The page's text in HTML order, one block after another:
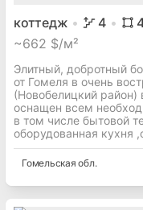
коттедж 4
~662 $/м²
Элитный, добротный
от Гомеля в очень
(Новобелицкий
оснащен всем
в том числе бытовой
оборудованная кухня
Гомельская обл.